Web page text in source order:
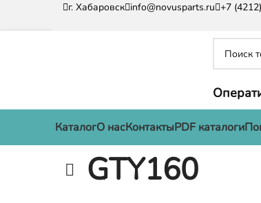
г. Хабаровск info@novusparts.ru +7
КаталогО насКонтактыPDF каталоги
GTY160